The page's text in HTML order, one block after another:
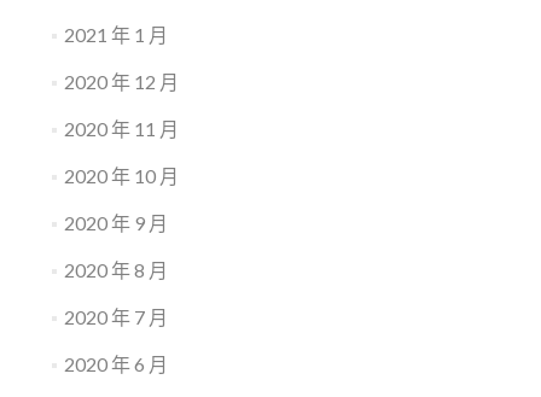
2021 年 1 月
2020 年 12 月
2020 年 11 月
2020 年 10 月
2020 年 9 月
2020 年 8 月
2020 年 7 月
2020 年 6 月